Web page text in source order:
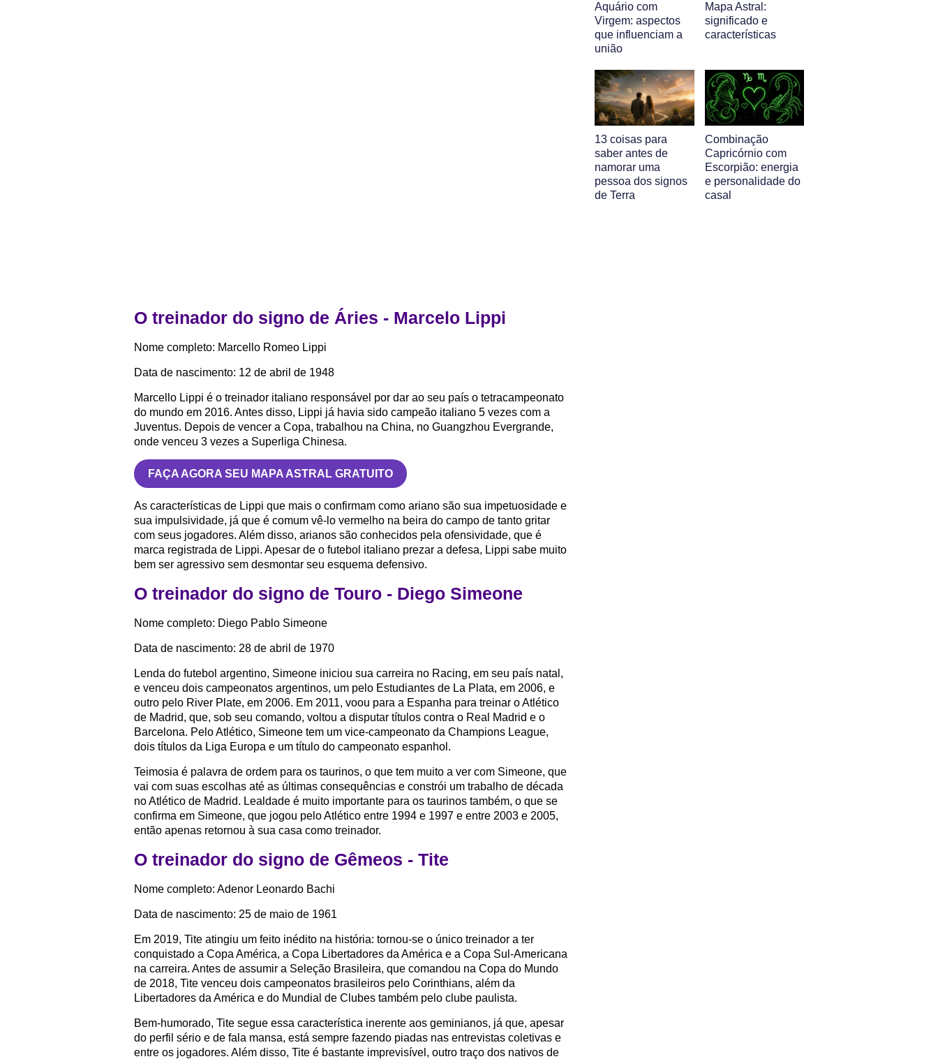
O treinador do signo de Áries - Marcelo Lippi
Nome completo: Marcello Romeo Lippi
Data de nascimento: 12 de abril de 1948
Marcello Lippi é o treinador italiano responsável por dar ao seu país o tetracampeonato
do mundo em 2016. Antes disso, Lippi já havia sido campeão italiano 5 vezes com a
Juventus. Depois de vencer a Copa, trabalhou na China, no Guangzhou Evergrande,
onde venceu 3 vezes a Superliga Chinesa.
FAÇA AGORA SEU MAPA ASTRAL GRATUITO
As características de Lippi que mais o confirmam como ariano são sua impetuosidade e
sua impulsividade, já que é comum vê-lo vermelho na beira do campo de tanto gritar
com seus jogadores. Além disso, arianos são conhecidos pela ofensividade, que é
marca registrada de Lippi. Apesar de o futebol italiano prezar a defesa, Lippi sabe muito
bem ser agressivo sem desmontar seu esquema defensivo.
O treinador do signo de Touro - Diego Simeone
Nome completo: Diego Pablo Simeone
Data de nascimento: 28 de abril de 1970
Lenda do futebol argentino, Simeone iniciou sua carreira no Racing, em seu país natal,
e venceu dois campeonatos argentinos, um pelo Estudiantes de La Plata, em 2006, e
outro pelo River Plate, em 2006. Em 2011, voou para a Espanha para treinar o Atlético
de Madrid, que, sob seu comando, voltou a disputar títulos contra o Real Madrid e o
Barcelona. Pelo Atlético, Simeone tem um vice-campeonato da Champions League,
dois títulos da Liga Europa e um título do campeonato espanhol.
Teimosia é palavra de ordem para os taurinos, o que tem muito a ver com Simeone, que
vai com suas escolhas até as últimas consequências e constrói um trabalho de década
no Atlético de Madrid. Lealdade é muito importante para os taurinos também, o que se
confirma em Simeone, que jogou pelo Atlético entre 1994 e 1997 e entre 2003 e 2005,
então apenas retornou à sua casa como treinador.
O treinador do signo de Gêmeos - Tite
Nome completo: Adenor Leonardo Bachi
Data de nascimento: 25 de maio de 1961
Em 2019, Tite atingiu um feito inédito na história: tornou-se o único treinador a ter
conquistado a Copa América, a Copa Libertadores da América e a Copa Sul-Americana
na carreira. Antes de assumir a Seleção Brasileira, que comandou na Copa do Mundo
de 2018, Tite venceu dois campeonatos brasileiros pelo Corinthians, além da
Libertadores da América e do Mundial de Clubes também pelo clube paulista.
Bem-humorado, Tite segue essa característica inerente aos geminianos, já que, apesar
do perfil sério e de fala mansa, está sempre fazendo piadas nas entrevistas coletivas e
entre os jogadores. Além disso, Tite é bastante imprevisível, outro traço dos nativos de
Aquário com
Virgem: aspectos
que influenciam a
união
Mapa Astral:
significado e
características
13 coisas para
saber antes de
namorar uma
pessoa dos signos
de Terra
Combinação
Capricórnio com
Escorpião: energia
e personalidade do
casal